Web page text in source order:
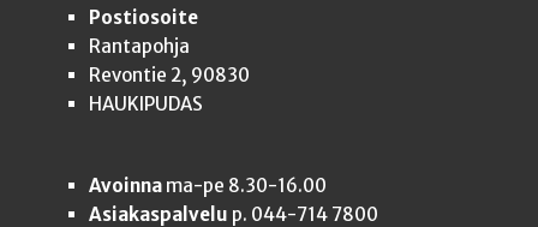
Postiosoite
Rantapohja
Revontie 2, 90830
HAUKIPUDAS
Avoinnama-pe 8.30-16.00
Asiakaspalvelu p. 044-714 7800